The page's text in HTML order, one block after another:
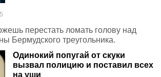
перестать ломать голову над
Бермудского треугольника.
Одинокий попугай от скуки
вызвал полицию и поставил всех
на уши